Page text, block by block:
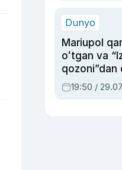
Dunyo
Mariupol
oʻtgan va
qozoni”dan
qahramon —
armiyasi bosh
19:50 /